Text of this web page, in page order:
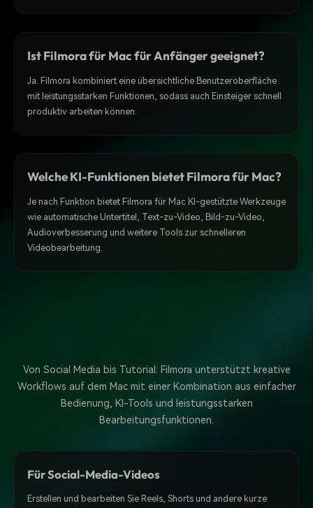
Ist Filmora für Mac für Anfänger geeignet?
Ja. Filmora kombiniert eine übersichtliche Benutzeroberfläche
mit leistungsstarken Funktionen, sodass auch Einsteiger schnell
produktiv arbeiten können.
Welche KI-Funktionen bietet Filmora für Mac?
Je nach Funktion bietet Filmora für Mac KI-gestützte Werkzeuge
wie automatische Untertitel, Text-zu-Video, Bild-zu-Video,
Audioverbesserung und weitere Tools zur schnelleren
Videobearbeitung.
Von Social Media bis Tutorial: Filmora unterstützt kreative
Workflows auf dem Mac mit einer Kombination aus einfacher
Bedienung, KI-Tools und leistungsstarken
Bearbeitungsfunktionen.
Für Social-Media-Videos
Erstellen und bearbeiten Sie Reels, Shorts und andere kurze